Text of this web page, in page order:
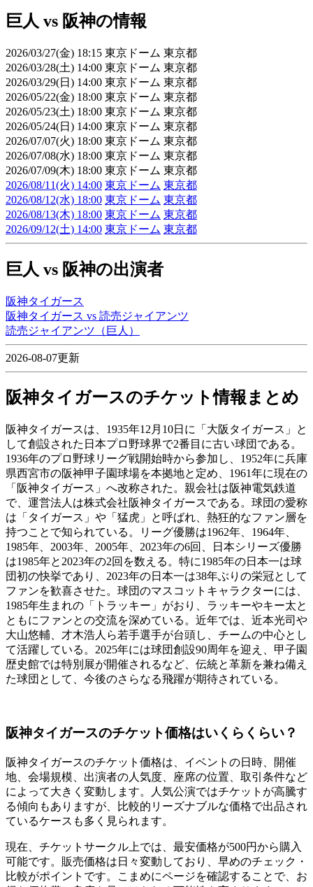
巨人 vs 阪神の情報
2026/03/27(金) 18:15 東京ドーム 東京都
2026/03/28(土) 14:00 東京ドーム 東京都
2026/03/29(日) 14:00 東京ドーム 東京都
2026/05/22(金) 18:00 東京ドーム 東京都
2026/05/23(土) 18:00 東京ドーム 東京都
2026/05/24(日) 14:00 東京ドーム 東京都
2026/07/07(火) 18:00 東京ドーム 東京都
2026/07/08(水) 18:00 東京ドーム 東京都
2026/07/09(木) 18:00 東京ドーム 東京都
2026/08/11(火) 14:00 東京ドーム 東京都
2026/08/12(水) 18:00 東京ドーム 東京都
2026/08/13(木) 18:00 東京ドーム 東京都
2026/09/12(土) 14:00 東京ドーム 東京都
巨人 vs 阪神の出演者
阪神タイガース
阪神タイガース vs 読売ジャイアンツ
読売ジャイアンツ（巨人）
2026-08-07更新
阪神タイガースのチケット情報まとめ
阪神タイガースは、1935年12月10日に「大阪タイガース」と
して創設された日本プロ野球界で2番目に古い球団である。
1936年のプロ野球リーグ戦開始時から参加し、1952年に兵庫
県西宮市の阪神甲子園球場を本拠地と定め、1961年に現在の
「阪神タイガース」へ改称された。親会社は阪神電気鉄道
で、運営法人は株式会社阪神タイガースである。球団の愛称
は「タイガース」や「猛虎」と呼ばれ、熱狂的なファン層を
持つことで知られている。リーグ優勝は1962年、1964年、
1985年、2003年、2005年、2023年の6回、日本シリーズ優勝
は1985年と2023年の2回を数える。特に1985年の日本一は球
団初の快挙であり、2023年の日本一は38年ぶりの栄冠として
ファンを歓喜させた。球団のマスコットキャラクターには、
1985年生まれの「トラッキー」がおり、ラッキーやキー太と
ともにファンとの交流を深めている。近年では、近本光司や
大山悠輔、才木浩人ら若手選手が台頭し、チームの中心とし
て活躍している。2025年には球団創設90周年を迎え、甲子園
歴史館では特別展が開催されるなど、伝統と革新を兼ね備え
た球団として、今後のさらなる飛躍が期待されている。
阪神タイガースのチケット価格はいくらくらい？
阪神タイガースのチケット価格は、イベントの日時、開催
地、会場規模、出演者の人気度、座席の位置、取引条件など
によって大きく変動します。人気公演ではチケットが高騰す
る傾向もありますが、比較的リーズナブルな価格で出品され
ているケースも多く見られます。
現在、チケットサークル上では、最安価格が500円から購入
可能です。販売価格は日々変動しており、早めのチェック・
比較がポイントです。こまめにページを確認することで、お